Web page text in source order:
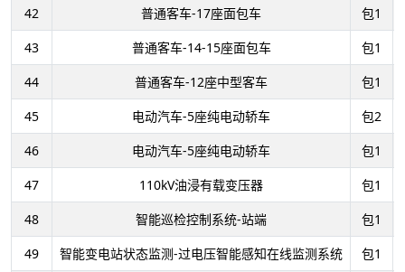
42
普通客车-17座面包车
包1
43
普通客车-14-15座面包车
包1
44
普通客车-12座中型客车
包1
45
电动汽车-5座纯电动轿车
包2
46
电动汽车-5座纯电动轿车
包1
47
110kV油浸有载变压器
包1
48
智能巡检控制系统-站端
包1
49
智能变电站状态监测-过电压智能感知在线监测系统 包1